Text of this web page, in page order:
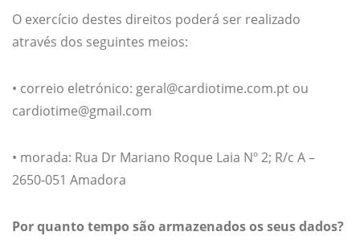
O exercício destes direitos poderá ser realizado
através dos seguintes meios:
• correio eletrónico: geral@cardiotime.com.pt ou
cardiotime@gmail.com
• morada: Rua Dr Mariano Roque Laia Nº 2; R/c A –
2650-051 Amadora
Por quanto tempo são armazenados os seus dados?